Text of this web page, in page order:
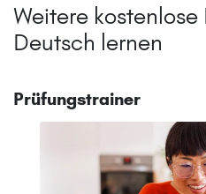
Weitere kostenlose
Deutsch lernen
Prüfungstrainer